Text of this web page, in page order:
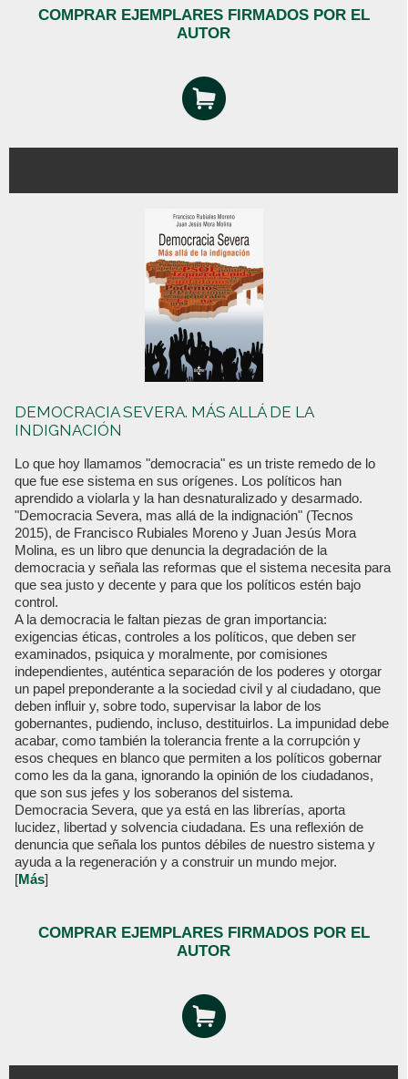
COMPRAR EJEMPLARES FIRMADOS POR EL
AUTOR
DEMOCRACIA SEVERA. MÁS ALLÁ DE LA
INDIGNACIÓN
Lo que hoy llamamos "democracia" es un triste remedo de lo
que fue ese sistema en sus orígenes. Los políticos han
aprendido a violarla y la han desnaturalizado y desarmado.
"Democracia Severa, mas allá de la indignación" (Tecnos
2015), de Francisco Rubiales Moreno y Juan Jesús Mora
Molina, es un libro que denuncia la degradación de la
democracia y señala las reformas que el sistema necesita para
que sea justo y decente y para que los políticos estén bajo
control.
A la democracia le faltan piezas de gran importancia:
exigencias éticas, controles a los políticos, que deben ser
examinados, psiquica y moralmente, por comisiones
independientes, auténtica separación de los poderes y otorgar
un papel preponderante a la sociedad civil y al ciudadano, que
deben influir y, sobre todo, supervisar la labor de los
gobernantes, pudiendo, incluso, destituirlos. La impunidad debe
acabar, como también la tolerancia frente a la corrupción y
esos cheques en blanco que permiten a los políticos gobernar
como les da la gana, ignorando la opinión de los ciudadanos,
que son sus jefes y los soberanos del sistema.
Democracia Severa, que ya está en las librerías, aporta
lucidez, libertad y solvencia ciudadana. Es una reflexión de
denuncia que señala los puntos débiles de nuestro sistema y
ayuda a la regeneración y a construir un mundo mejor.
[Más]
COMPRAR EJEMPLARES FIRMADOS POR EL
AUTOR